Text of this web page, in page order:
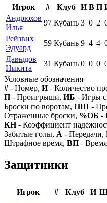
Игрок # Клуб И В П
Андрюхов
Илья
97 Кубань 3 0 2
Рейзвих
Эдуард
59 Кубань 9 4 4
Давыдов
Никита
31 Кубань 0 0 0
Условные обозначения
# - Номер, И- Количество
П - Проигрыши, ИБ - Игры
Броски по воротам, ПШ -
Отраженные броски, %ОБ -
КН- Коэффициент
Забитые голы, А - Передачи,
Штрафное время, ВП -
Защитники
Игрок # Клуб И